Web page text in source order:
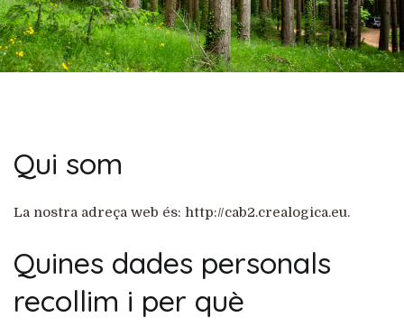
Qui som
La nostra adreça web és: http://cab2.crealogica.eu.
Quines dades personals
recollim i per què